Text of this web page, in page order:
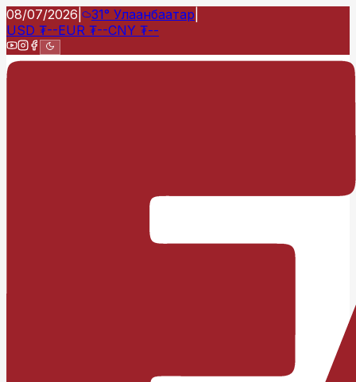
08/07/2026 31° Улаанбаатар
USD ₮--EUR ₮--CNY ₮--